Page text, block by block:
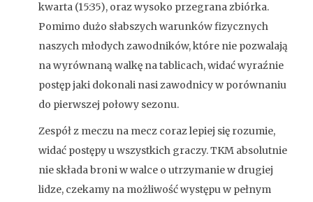
kwarta (15:35), oraz wysoko przegrana zbiórka.
Pomimo dużo słabszych warunków fizycznych
naszych młodych zawodników, które nie pozwalają
na wyrównaną walkę na tablicach, widać wyraźnie
postęp jaki dokonali nasi zawodnicy w porównaniu
do pierwszej połowy sezonu.
Zespół z meczu na mecz coraz lepiej się rozumie,
widać postępy u wszystkich graczy. TKM absolutnie
nie składa broni w walce o utrzymanie w drugiej
lidze, czekamy na możliwość występu w pełnym